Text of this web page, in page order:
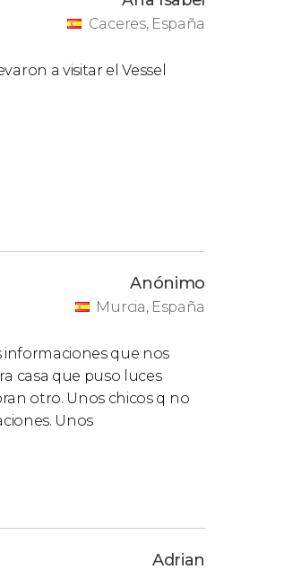
Caceres, España
a visitar el Vessel
Anónimo
Murcia, España
informaciones que nos
casa que puso luces
otro. Unos chicos q no
Unos
Adrian